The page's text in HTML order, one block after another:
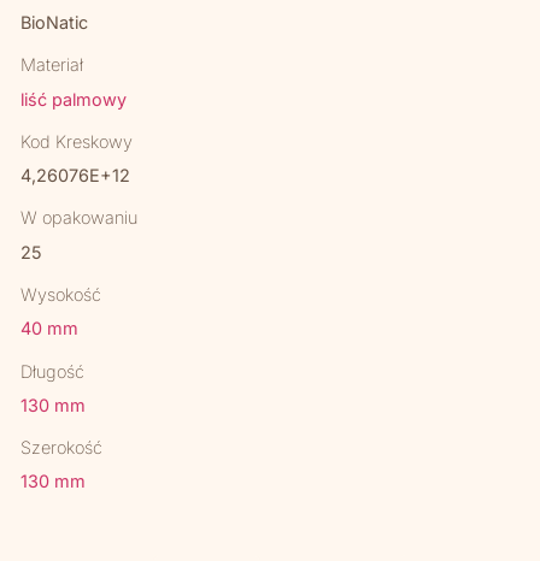
BioNatic
Materiał
liść palmowy
Kod Kreskowy
4,26076E+12
W opakowaniu
25
Wysokość
40 mm
Długość
130 mm
Szerokość
130 mm